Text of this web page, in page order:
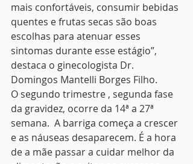
mais confortáveis, consumir bebidas
quentes e frutas secas são boas
escolhas para atenuar esses
sintomas durante esse estágio”,
destaca o ginecologista Dr.
Domingos Mantelli Borges Filho.
O segundo trimestre , segunda fase
da gravidez, ocorre da 14ª a 27ª
semana.  A barriga começa a crescer
e as náuseas desaparecem. É a hora
de a mãe passar a cuidar melhor da